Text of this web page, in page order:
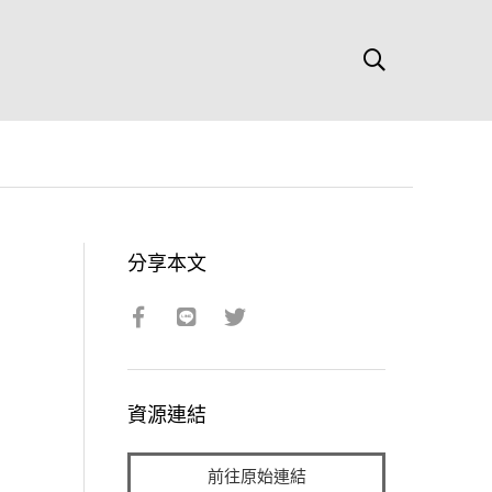
分享本文
資源連結
前往原始連結